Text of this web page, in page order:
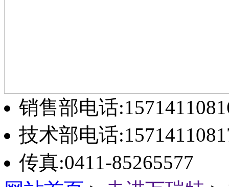
销售部电话
技术部电话
传真:0411-85265577